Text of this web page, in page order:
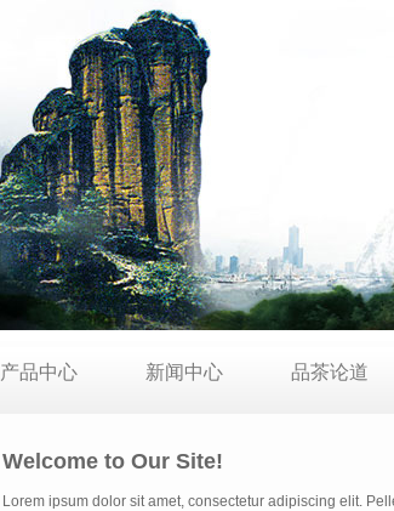
产品中心 新闻中心 品茶论道
Welcome to Our Site!
Lorem ipsum dolor sit amet, consectetur adipiscing elit.